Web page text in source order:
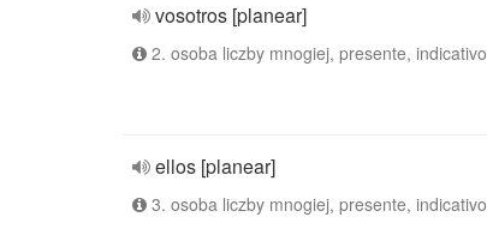
vosotros [planear]
2. osoba liczby mnogiej, presente, indicativo
ellos [planear]
3. osoba liczby mnogiej, presente, indicativo